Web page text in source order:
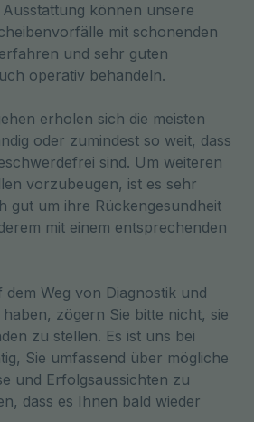
können unsere
mit schonenden
und sehr guten
operativ behandeln.
erholen sich die meisten
oder zumindest so weit, dass
sind. Um weiteren
vorzubeugen, ist es sehr
gut um ihre Rückengesundheit
mit einem entsprechenden
dem Weg von Diagnostik und
zögern Sie bitte nicht, sie
zu stellen. Es ist uns bei
Sie umfassend über mögliche
und Erfolgsaussichten zu
dass es Ihnen bald wieder